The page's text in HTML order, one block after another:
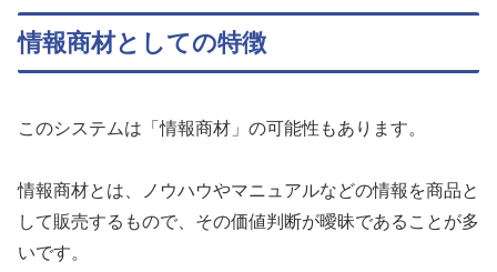
情報商材としての特徴
このシステムは「情報商材」の可能性もあります。
情報商材とは、ノウハウやマニュアルなどの情報を商品と
して販売するもので、その価値判断が曖昧であることが多
いです。